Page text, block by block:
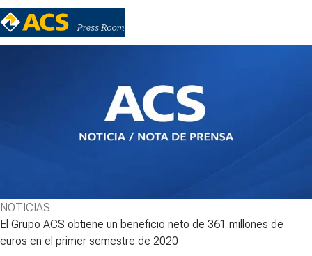
NOTICIAS
El Grupo ACS obtiene un beneficio neto de 361 millones de
euros en el primer semestre de 2020